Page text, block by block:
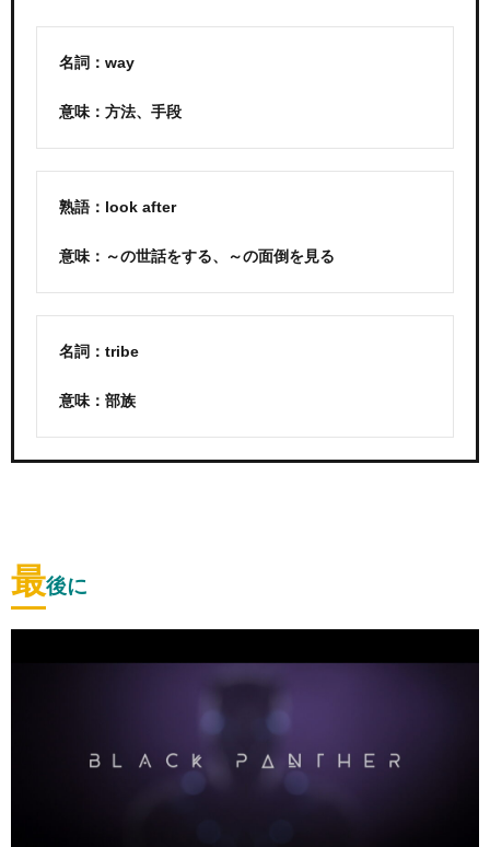
名詞：way
意味：方法、手段
熟語：look after
意味：～の世話をする、～の面倒を見る
名詞：tribe
意味：部族
最後に